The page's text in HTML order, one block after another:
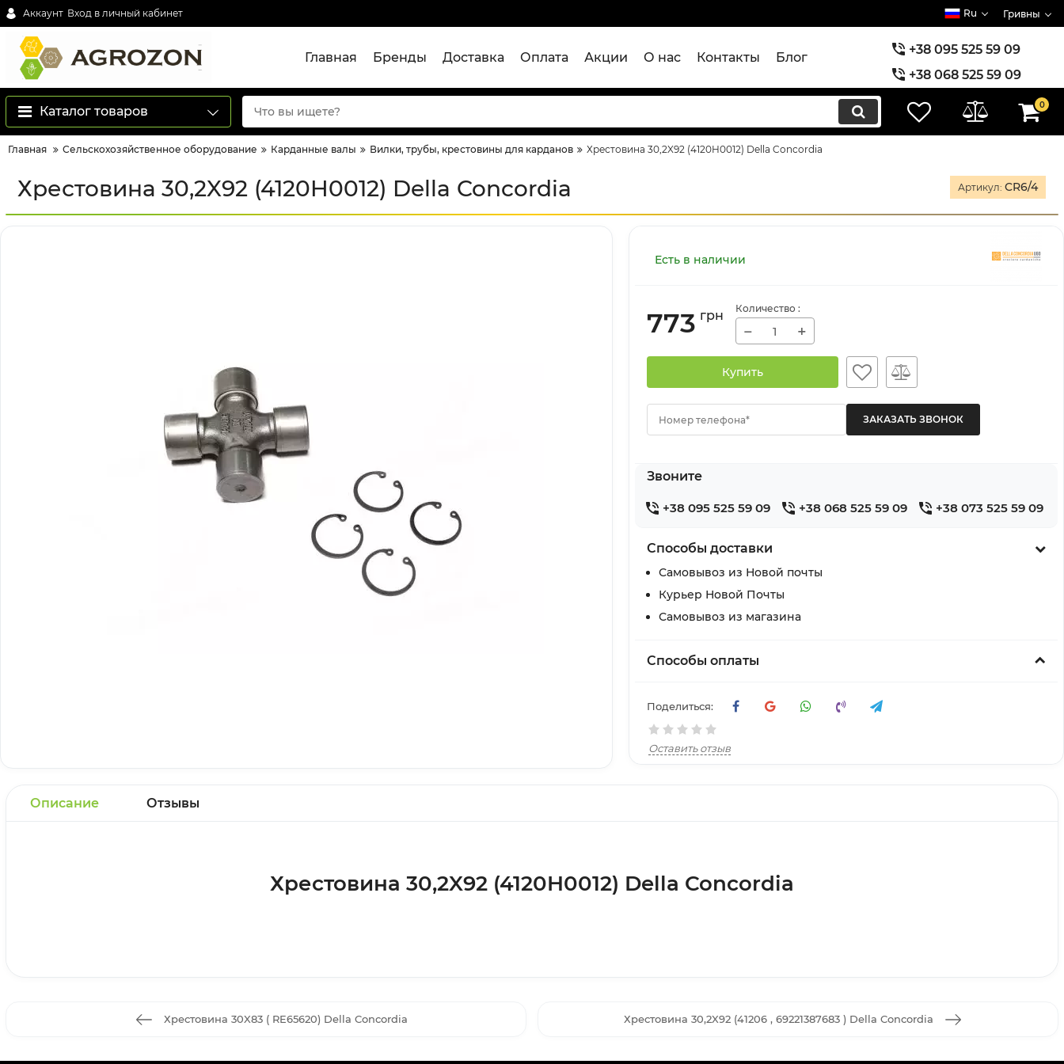
Аккаунт Вход в личный кабинет Ru Гривны
Главная Бренды Доставка Оплата Акции О нас Контакты Блог
+38 095 525 59 09
+38 068 525 59 09
+38 073 525 59 09
Каталог товаров 0
Главная Сельскохозяйственное оборудование Карданные валы Вилки, трубы, крестовины для карданов Хрестовина 30,2X92 (4120H0012) Della Concordia
Хрестовина 30,2X92 (4120H0012) Della Concordia Артикул: CR6/4
Есть в наличии
773 грн Количество :
− +
Купить
Номер телефона*
Звоните
+38 095 525 59 09 +38 068 525 59 09 +38 073 525 59 09
Способы доставки
Самовывоз из Новой почты
Курьер Новой Почты
Самовывоз из магазина
Способы оплаты
Поделиться:
Оставить отзыв
Описание Отзывы
Хрестовина 30,2X92 (4120H0012) Della Concordia
Хрестовина 30X83 ( RE65620) Della Concordia Хрестовина 30,2X92 (41206 , 69221387683 ) Della Concordia